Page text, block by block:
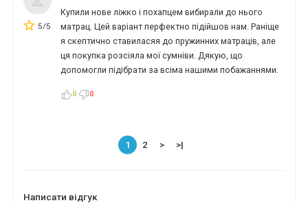
5/5
Купили нове ліжко і похапцем вибирали до нього
матрац. Цей варіант перфектно підійшов нам. Раніще
я скептично ставиласяя до пружинних матраців, але
ця покупка розсіяла мої сумніви. Дякую, що
допомогли підібрати за всіма нашими побажаннями.
0 0
1 2 > >|
Написати відгук